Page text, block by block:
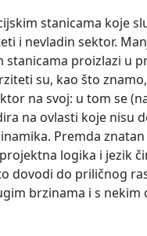
stanicama koje
i nevladin sektor.
proizlazi u
su, kao što
na svoj: u tom se
na ovlasti koje nisu
Premda
logika i jezik
dovodi do priličnog
brzinama i s nekim